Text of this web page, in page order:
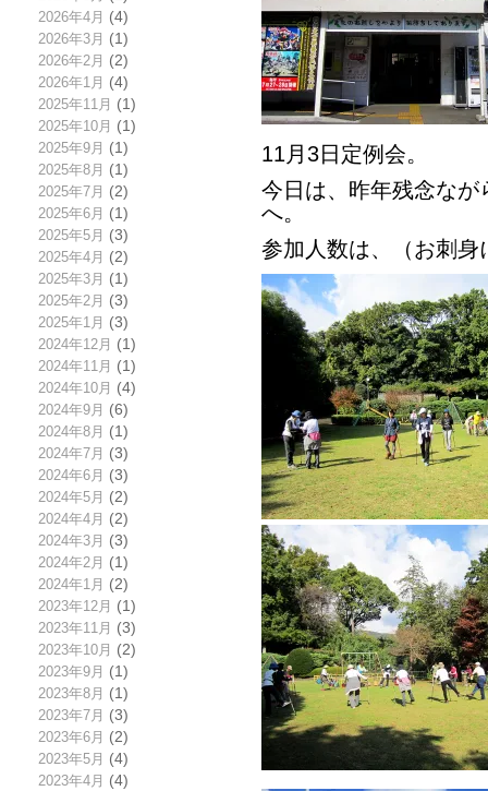
2026年4月 (4)
2026年3月 (1)
2026年2月 (2)
2026年1月 (4)
2025年11月 (1)
2025年10月 (1)
2025年9月 (1)
2025年8月 (1)
2025年7月 (2)
2025年6月 (1)
2025年5月 (3)
2025年4月 (2)
2025年3月 (1)
2025年2月 (3)
2025年1月 (3)
2024年12月 (1)
2024年11月 (1)
2024年10月 (4)
2024年9月 (6)
2024年8月 (1)
2024年7月 (3)
2024年6月 (3)
2024年5月 (2)
2024年4月 (2)
2024年3月 (3)
2024年2月 (1)
2024年1月 (2)
2023年12月 (1)
2023年11月 (3)
2023年10月 (2)
2023年9月 (1)
2023年8月 (1)
2023年7月 (3)
2023年6月 (2)
2023年5月 (4)
2023年4月 (4)
11月3日定例会。
今日は、昨年残念な
へ。
参加人数は、（お刺